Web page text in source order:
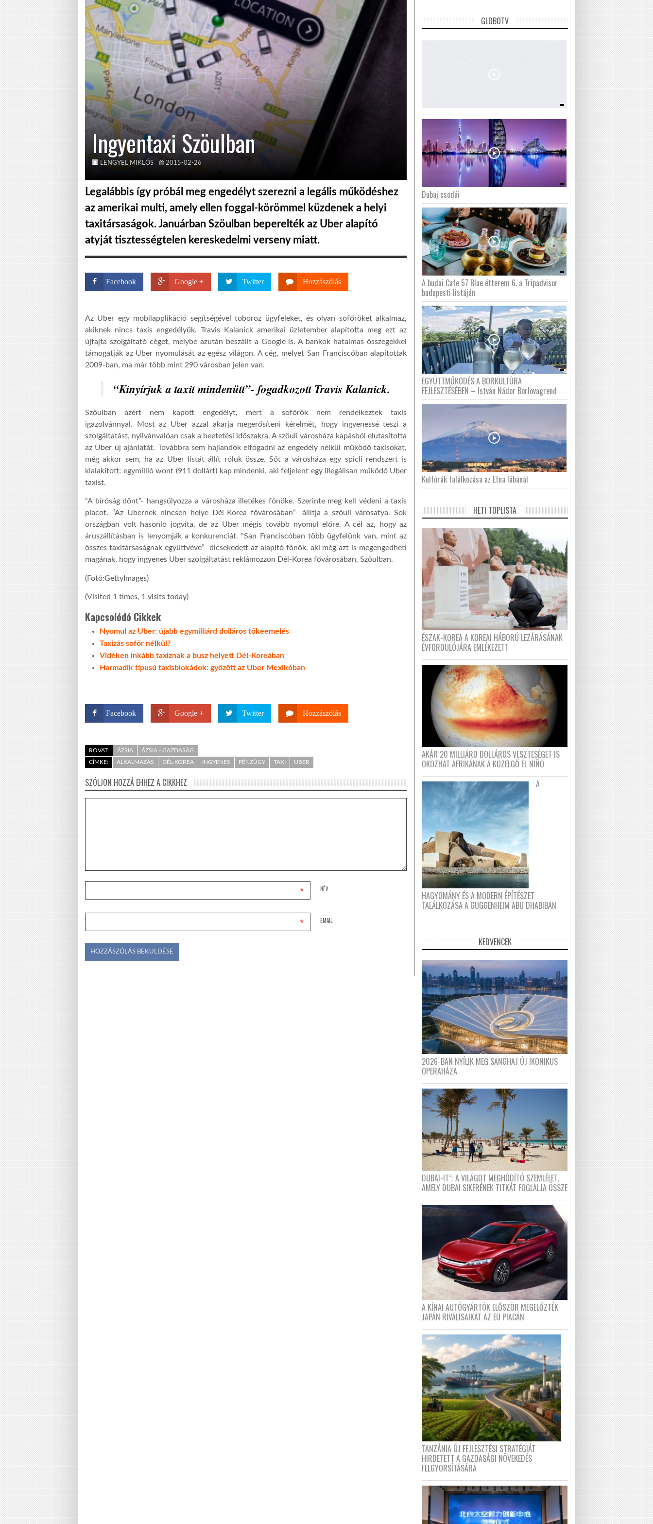
Ingyentaxi Szöulban
LENGYEL MIKLÓS 2015-02-26
Legalábbis így próbál meg engedélyt szerezni a legális működéshez
az amerikai multi, amely ellen foggal-körömmel küzdenek a helyi
taxitársaságok. Januárban Szöulban beperelték az Uber alapító
atyját tisztességtelen kereskedelmi verseny miatt.
Facebook Google + Twitter Hozzászólás
Az Uber egy mobilapplikáció segítségével toboroz ügyfeleket, és olyan sofőröket alkalmaz,
akiknek nincs taxis engedélyük. Travis Kalanick amerikai üzletember alapította meg ezt az
újfajta szolgáltató céget, melybe azután beszállt a Google is. A bankok hatalmas összegekkel
támogatják az Uber nyomulását az egész világon. A cég, melyet San Franciscóban alapítottak
2009-ban, ma már több mint 290 városban jelen van.
“Kinyírjuk a taxit mindenütt”- fogadkozott Travis Kalanick.
Szöulban azért nem kapott engedélyt, mert a sofőrök nem rendelkeztek taxis
igazolvánnyal. Most az Uber azzal akarja megerősíteni kérelmét, hogy ingyenessé teszi a
szolgáltatást, nyilvánvalóan csak a beetetési időszakra. A szöuli városháza kapásból elutasította
az Uber új ajánlatát. Továbbra sem hajlandók elfogadni az engedély nélkül működő taxisokat,
még akkor sem, ha az Uber listát állít róluk össze. Sőt a városháza egy spicli rendszert is
kialakított: egymillió wont (911 dollárt) kap mindenki, aki feljelent egy illegálisan működő Uber
taxist.
“A bíróság dönt”- hangsúlyozza a városháza illetékes főnöke. Szerinte meg kell védeni a taxis
piacot. “Az Ubernek nincsen helye Dél-Korea fővárosában”- állítja a szöuli városatya. Sok
országban volt hasonló jogvita, de az Uber mégis tovább nyomul előre. A cél az, hogy az
áruszállításban is lenyomják a konkurenciát. “San Franciscóban több ügyfelünk van, mint az
összes taxitársaságnak együttvéve”- dicsekedett az alapító főnök, aki még azt is megengedheti
magának, hogy ingyenes Uber szolgáltatást reklámozzon Dél-Korea fővárosában, Szöulban.
(Fotó:GettyImages)
(Visited 1 times, 1 visits today)
Kapcsolódó Cikkek
Nyomul az Uber: újabb egymilliárd dolláros tőkeemelés
Taxizás sofőr nélkül?
Vidéken inkább taxiznak a busz helyett Dél-Koreában
Harmadik típusú taxisblokádok: győzött az Uber Mexikóban
Facebook Google + Twitter Hozzászólás
ROVAT: ÁZSIA
ÁZSIA - GAZDASÁG
CÍMKE:
ALKALMAZÁS DÉL-KOREA INGYENES PÉNZÜGY TAXI UBER
SZÓLJON HOZZÁ EHHEZ A CIKKHEZ
NÉV
*
EMAIL
*
GLOBOTV
Dubaj csodái
A budai Cafe 57 Blue étterem 6. a Tripadvisor
budapesti listáján
EGYÜTTMŰKÖDÉS A BORKULTÚRA
FEJLESZTÉSÉBEN – István Nádor Borlovagrend
Kultúrák találkozása az Etna lábánál
HETI TOPLISTA
ÉSZAK-KOREA A KOREAI HÁBORÚ LEZÁRÁSÁNAK
ÉVFORDULÓJÁRA EMLÉKEZETT
AKÁR 20 MILLIÁRD DOLLÁROS VESZTESÉGET IS
OKOZHAT AFRIKÁNAK A KÖZELGŐ EL NIÑO
A
HAGYOMÁNY ÉS A MODERN ÉPÍTÉSZET
TALÁLKOZÁSA A GUGGENHEIM ABU DHABIBAN
KEDVENCEK
2026-BAN NYÍLIK MEG SANGHAJ ÚJ IKONIKUS
OPERAHÁZA
DUBAI-IT”: A VILÁGOT MEGHÓDÍTÓ SZEMLÉLET,
AMELY DUBAI SIKERÉNEK TITKÁT FOGLALJA ÖSSZE
A KÍNAI AUTÓGYÁRTÓK ELŐSZÖR MEGELŐZTÉK
JAPÁN RIVÁLISAIKAT AZ EU PIACÁN
TANZÁNIA ÚJ FEJLESZTÉSI STRATÉGIÁT
HIRDETETT A GAZDASÁGI NÖVEKEDÉS
FELGYORSÍTÁSÁRA